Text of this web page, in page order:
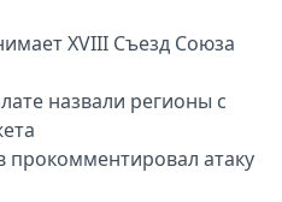
XVIII Съезд Союза
назвали регионы с
прокомментировал атаку